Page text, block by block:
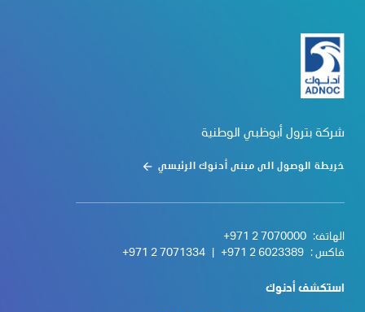
شركة بترول أبوظبي الوطنية
خريطة الوصول الى مبنى أدنوك الرئيسي
الهاتف: +971 2 7070000
فاكس : +971 2 6023389
+971 2 7071334
استكشف أدنوك